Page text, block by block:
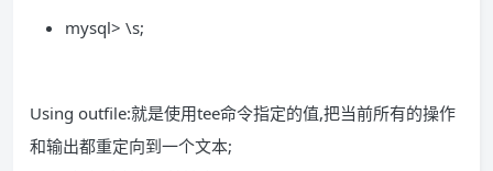
mysql> \s;
Using outfile:就是使用tee命令指定的值,把当前所有的操作
和输出都重定向到一个文本;